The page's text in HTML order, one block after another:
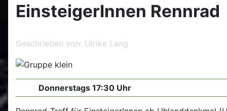
EinsteigerInnen Rennrad
Geschrieben von: Ulrike Lang
Donnerstags 17:30 Uhr